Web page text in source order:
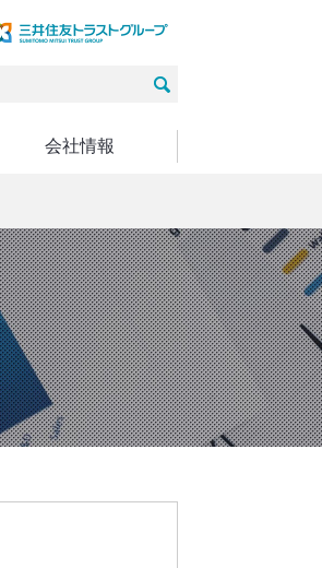
会社情報